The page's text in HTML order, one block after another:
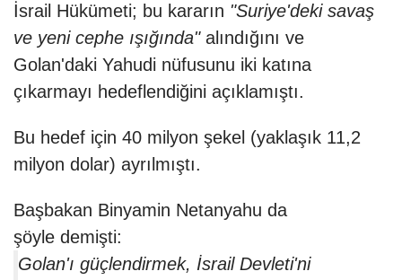
İsrail Hükümeti; bu kararın "Suriye'deki savaş
ve yeni cephe ışığında"alındığını ve
Golan'daki Yahudi nüfusunu iki katına
çıkarmayı hedeflendiğini açıklamıştı.
Bu hedef için 40 milyon şekel (yaklaşık 11,2
milyon dolar) ayrılmıştı.
Başbakan Binyamin Netanyahu da
şöyle demişti:
Golan'ı güçlendirmek, İsrail Devleti'ni